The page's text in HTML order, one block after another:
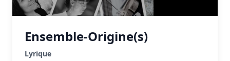
Ensemble-Origine(s)
Lyrique